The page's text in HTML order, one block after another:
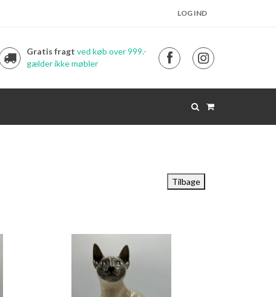
LOG IND
Gratis fragt ved køb over 999.-
gælder ikke møbler
Tilbage